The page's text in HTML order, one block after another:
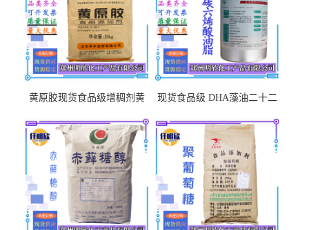
黄原胶现货食品级增稠剂黄
中轩黄原胶
现货食品级 DHA藻油二十二
惠DHA藻油